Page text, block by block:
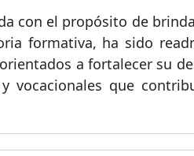
con el propósito de
formativa, ha sido
a fortalecer su
vocacionales que